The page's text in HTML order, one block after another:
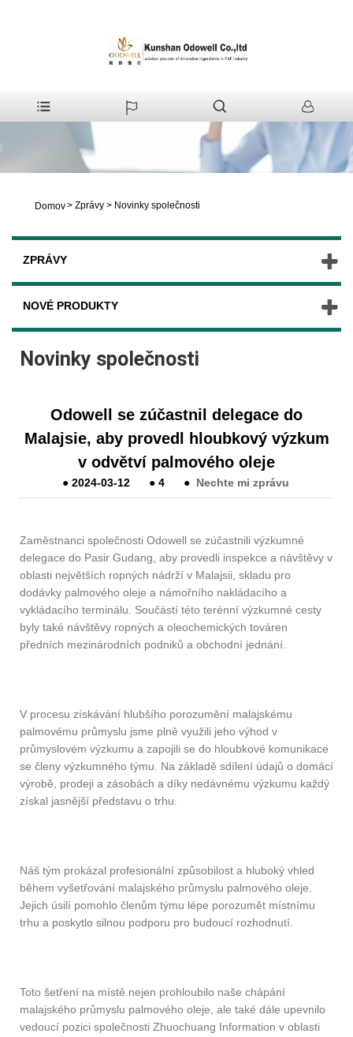
Domov> Zprávy > Novinky společnosti
ZPRÁVY
NOVÉ PRODUKTY
Novinky společnosti
Odowell se zúčastnil delegace do
Malajsie, aby provedl hloubkový výzkum
v odvětví palmového oleje
●2024-03-12 ●4 ● Nechte mi zprávu
Zaměstnanci společnosti Odowell se zúčastnili výzkumné
delegace do Pasir Gudang, aby provedli inspekce a návštěvy v
oblasti největších ropných nádrží v Malajsii, skladu pro
dodávky palmového oleje a námořního nakládacího a
vykládacího terminálu. Součástí této terénní výzkumné cesty
byly také návštěvy ropných a oleochemických továren
předních mezinárodních podniků a obchodní jednání.
V procesu získávání hlubšího porozumění malajskému
palmovému průmyslu jsme plně využili jeho výhod v
průmyslovém výzkumu a zapojili se do hloubkové komunikace
se členy výzkumného týmu. Na základě sdílení údajů o domácí
výrobě, prodeji a zásobách a díky nedávnému výzkumu každý
získal jasnější představu o trhu.
Náš tým prokázal profesionální způsobilost a hluboký vhled
během vyšetřování malajského průmyslu palmového oleje.
Jejich úsilí pomohlo členům týmu lépe porozumět místnímu
trhu a poskytlo silnou podporu pro budoucí rozhodnutí.
Toto šetření na místě nejen prohloubilo naše chápání
malajského průmyslu palmového oleje, ale také dále upevnilo
vedoucí pozici společnosti Zhuochuang Information v oblasti